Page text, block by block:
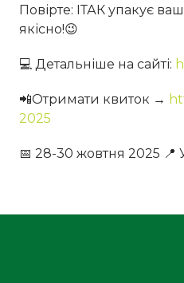
Повірте: ІТАК упакує
якісно!😉
💻 Детальніше на сайті:
📲Отримати квиток →
2025
📅 28-30 жовтня 2025 📍